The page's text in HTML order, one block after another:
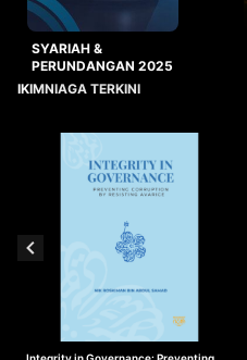
SYARIAH &
PERUNDANGAN 2025
IKIMNIAGA TERKINI